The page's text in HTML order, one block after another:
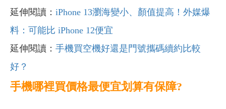
延伸閱讀： iPhone 13瀏海變小、顏值提高！外媒爆
料：可能比 iPhone 12便宜
延伸閱讀： 手機買空機好還是門號攜碼續約比較
好？
手機哪裡買價格最便宜划算有保障?